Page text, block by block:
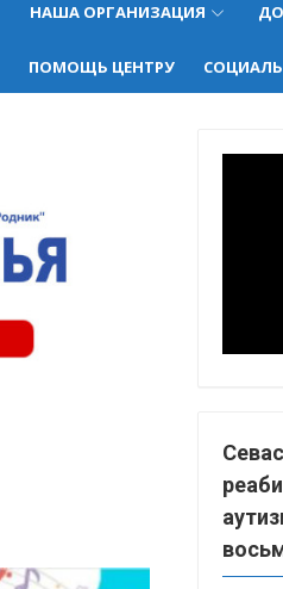
НАША ОРГАНИЗАЦИЯ
ПОМОЩЬ ЦЕНТРУ